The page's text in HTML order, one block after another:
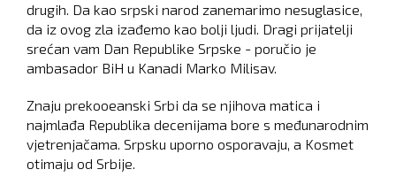
drugih. Da kao srpski narod zanemarimo nesuglasice,
da iz ovog zla izađemo kao bolji ljudi. Dragi prijatelji
srećan vam Dan Republike Srpske - poručio je
ambasador BiH u Kanadi Marko Milisav.
Znaju prekooeanski Srbi da se njihova matica i
najmlađa Republika decenijama bore s međunarodnim
vjetrenjačama. Srpsku uporno osporavaju, a Kosmet
otimaju od Srbije.